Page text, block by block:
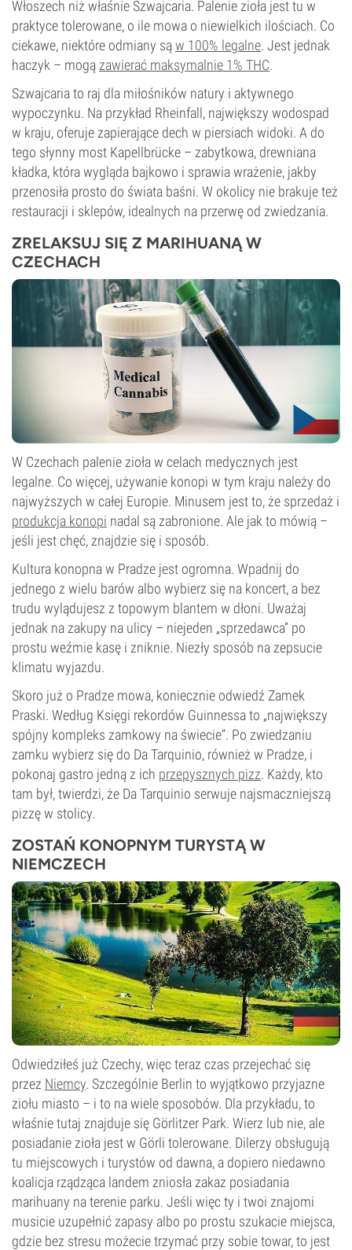
Włoszech niż właśnie Szwajcaria. Palenie zioła jest tu w
praktyce tolerowane, o ile mowa o niewielkich ilościach. Co
ciekawe, niektóre odmiany sąw 100% legalne. Jest jednak
haczyk – mogą zawierać maksymalnie 1% THC.
Szwajcaria to raj dla miłośników natury i aktywnego
wypoczynku. Na przykład Rheinfall, największy wodospad
w kraju, oferuje zapierające dech w piersiach widoki. A do
tego słynny most Kapellbrücke – zabytkowa, drewniana
kładka, która wygląda bajkowo i sprawia wrażenie, jakby
przenosiła prosto do świata baśni. W okolicy nie brakuje też
restauracji i sklepów, idealnych na przerwę od zwiedzania.
ZRELAKSUJ SIĘ Z MARIHUANĄ W
CZECHACH
W Czechach palenie zioła w celach medycznych jest
legalne. Co więcej, używanie konopi w tym kraju należy do
najwyższych w całej Europie. Minusem jest to, że sprzedaż i
produkcja konopi nadal są zabronione. Ale jak to mówią –
jeśli jest chęć, znajdzie się i sposób.
Kultura konopna w Pradze jest ogromna. Wpadnij do
jednego z wielu barów albo wybierz się na koncert, a bez
trudu wylądujesz z topowym blantem w dłoni. Uważaj
jednak na zakupy na ulicy – niejeden „sprzedawca” po
prostu weźmie kasę i zniknie. Niezły sposób na zepsucie
klimatu wyjazdu.
Skoro już o Pradze mowa, koniecznie odwiedź Zamek
Praski. Według Księgi rekordów Guinnessa to „największy
spójny kompleks zamkowy na świecie”. Po zwiedzaniu
zamku wybierz się do Da Tarquinio, również w Pradze, i
pokonaj gastro jedną z ich przepysznych pizz. Każdy, kto
tam był, twierdzi, że Da Tarquinio serwuje najsmaczniejszą
pizzę w stolicy.
ZOSTAŃ KONOPNYM TURYSTĄ W
NIEMCZECH
Odwiedziłeś już Czechy, więc teraz czas przejechać się
przez Niemcy. Szczególnie Berlin to wyjątkowo przyjazne
ziołu miasto – i to na wiele sposobów. Dla przykładu, to
właśnie tutaj znajduje się Görlitzer Park. Wierz lub nie, ale
posiadanie zioła jest w Görli tolerowane. Dilerzy obsługują
tu miejscowych i turystów od dawna, a dopiero niedawno
koalicja rządząca landem zniosła zakaz posiadania
marihuany na terenie parku. Jeśli więc ty i twoi znajomi
musicie uzupełnić zapasy albo po prostu szukacie miejsca,
gdzie bez stresu możecie trzymać przy sobie towar, to jest